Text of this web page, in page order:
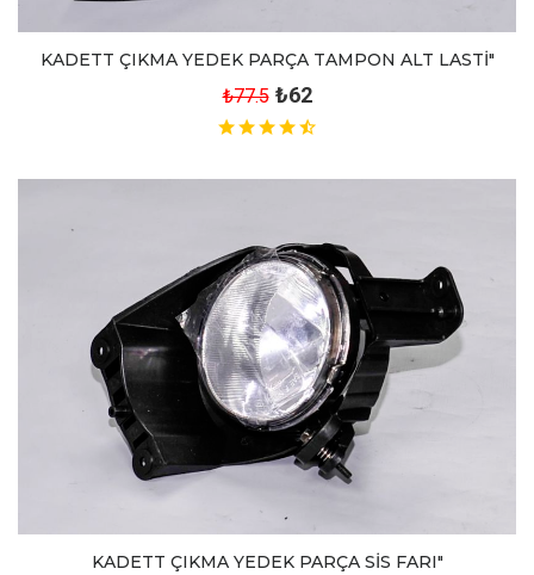
KADETT ÇIKMA YEDEK PARÇA TAMPON ALT LASTİ"
₺77.5 ₺62
KADETT ÇIKMA YEDEK PARÇA SİS FARI"